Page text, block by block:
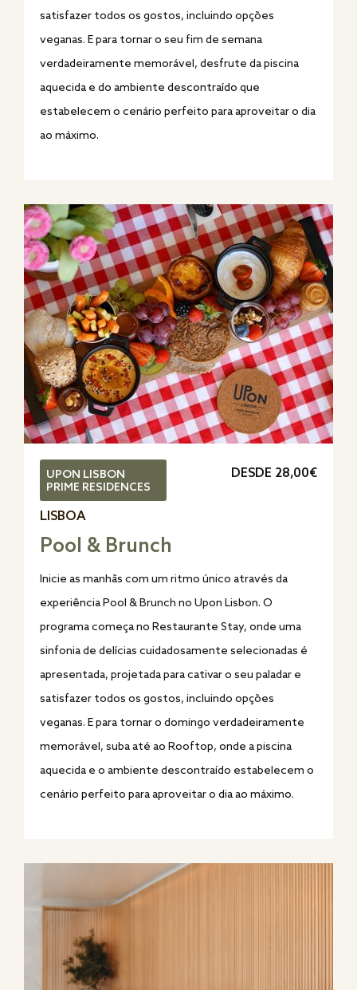
satisfazer todos os gostos, incluindo opções
veganas. E para tornar o seu fim de semana
verdadeiramente memorável, desfrute da piscina
aquecida e do ambiente descontraído que
estabelecem o cenário perfeito para aproveitar o dia
ao máximo.
UPON LISBON
PRIME RESIDENCES
DESDE 28,00€
LISBOA
Pool & Brunch
Inicie as manhãs com um ritmo único através da
experiência Pool & Brunch no Upon Lisbon. O
programa começa no Restaurante Stay, onde uma
sinfonia de delícias cuidadosamente selecionadas é
apresentada, projetada para cativar o seu paladar e
satisfazer todos os gostos, incluindo opções
veganas. E para tornar o domingo verdadeiramente
memorável, suba até ao Rooftop, onde a piscina
aquecida e o ambiente descontraído estabelecem o
cenário perfeito para aproveitar o dia ao máximo.